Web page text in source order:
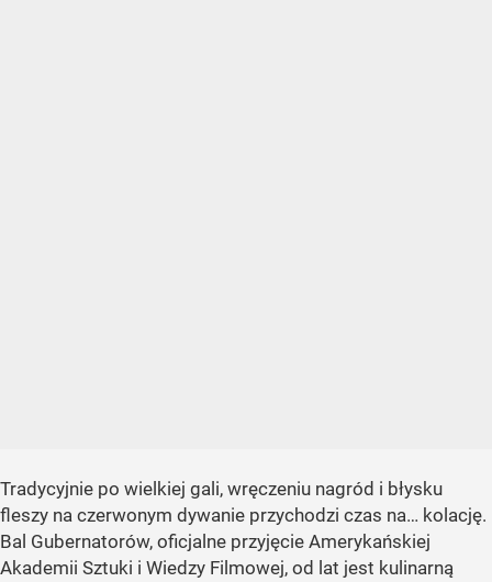
Tradycyjnie po wielkiej gali, wręczeniu nagród i błysku
fleszy na czerwonym dywanie przychodzi czas na… kolację.
Bal Gubernatorów, oficjalne przyjęcie Amerykańskiej
Akademii Sztuki i Wiedzy Filmowej, od lat jest kulinarną